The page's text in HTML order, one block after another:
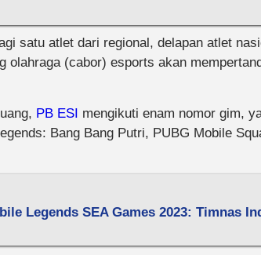
satu atlet dari regional, delapan atlet
olahraga (cabor) esports akan
PB ESI mengikuti enam nomor gim,
Bang Bang Putri, PUBG Mobile
Legends SEA Games 2023: Timnas